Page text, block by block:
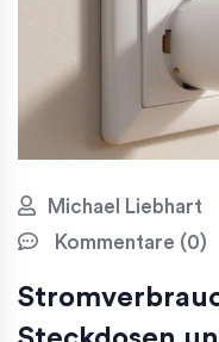
Michael Liebhart
Kommentare (0)